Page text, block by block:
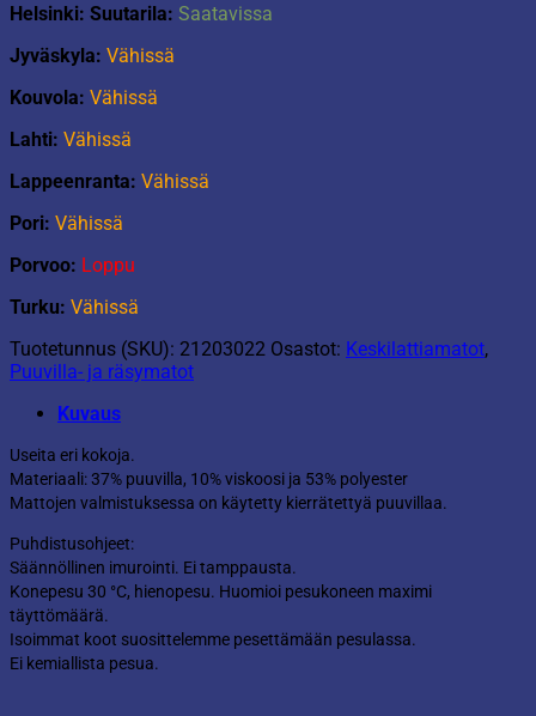
Helsinki: Suutarila: Saatavissa
Jyväskyla: Vähissä
Kouvola: Vähissä
Lahti: Vähissä
Lappeenranta: Vähissä
Pori: Vähissä
Porvoo: Loppu
Turku: Vähissä
Tuotetunnus (SKU): 21203022 Osastot: Keskilattiamatot,
Puuvilla- ja räsymatot
Kuvaus
Useita eri kokoja.
Materiaali: 37% puuvilla, 10% viskoosi ja 53% polyester
Mattojen valmistuksessa on käytetty kierrätettyä puuvillaa.
Puhdistusohjeet:
Säännöllinen imurointi. Ei tamppausta.
Konepesu 30 °C, hienopesu. Huomioi pesukoneen maximi
täyttömäärä.
Isoimmat koot suosittelemme pesettämään pesulassa.
Ei kemiallista pesua.